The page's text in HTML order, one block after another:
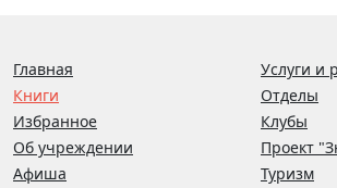
Главная
Книги
Избранное
Об учреждении
Афиша
Услуги и
Отделы
Клубы
Проект
Туризм